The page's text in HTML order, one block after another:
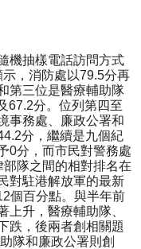
機抽樣電話訪問方式
，消防處以79.5分再
第三位是醫療輔助隊
67.2分。位列第四至
事務處、廉政公署和
分，繼續是九個紀
0分，而市民對警務處
隊之間的相對排名在
對駐港解放軍的最新
個百分點。與半年前
上升，醫療輔助隊、
跌，後兩者創相關題
隊和廉政公署則創